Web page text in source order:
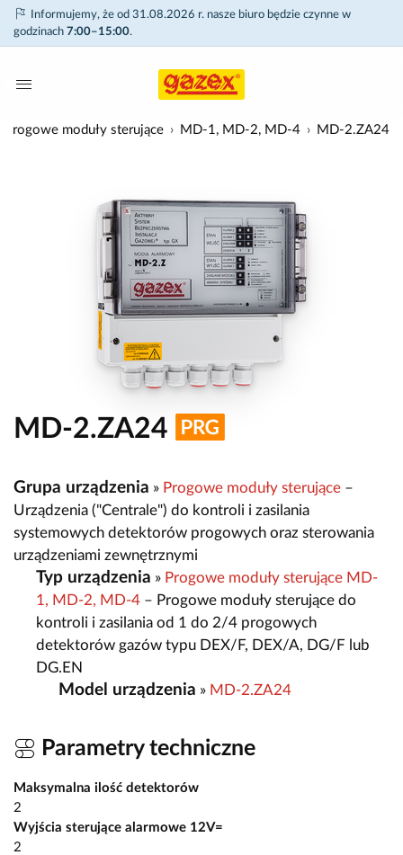
Informujemy, że od 31.08.2026 r. nasze biuro będzie czynne w
godzinach 7:00–15:00.
Progowe moduły sterujące MD-1, MD-2, MD-4 MD-2.ZA24
MD-2.ZA24
Grupa urządzenia » Progowe moduły sterujące –
Urządzenia ("Centrale") do kontroli i zasilania
systemowych detektorów progowych oraz sterowania
urządzeniami zewnętrznymi
Typ urządzenia » Progowe moduły sterujące MD-
1, MD-2, MD-4 – Progowe moduły sterujące do
kontroli i zasilania od 1 do 2/4 progowych
detektorów gazów typu DEX/F, DEX/A, DG/F lub
DG.EN
Model urządzenia » MD-2.ZA24
Parametry techniczne
Maksymalna ilość detektorów
2
Wyjścia sterujące alarmowe 12V=
2